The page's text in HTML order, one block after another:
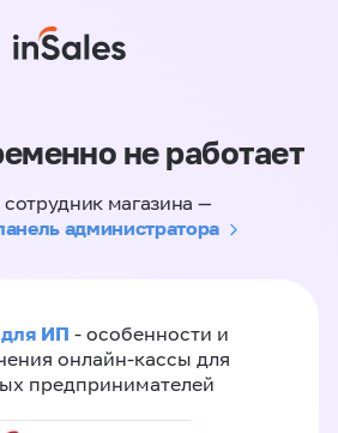
не работает
магазина —
администратора
ИП - особенности и
онлайн-кассы для
предпринимателей